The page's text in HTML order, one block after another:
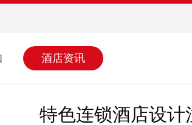
酒店资讯
特色连锁酒店设计